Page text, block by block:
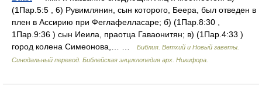
(1Пар.5:5 , 6) Рувимлянин, сын которого, Беера, был отведен в
плен в Ассирию при Феглафелласаре; б) (1Пар.8:30 ,
1Пар.9:36 ) сын Иеила, праотца Гаваонитян; в) (1Пар.4:33 )
город колена Симеонова,… …
Библия. Ветхий и Новый заветы.
Синодальный перевод. Библейская энциклопедия арх. Никифора.